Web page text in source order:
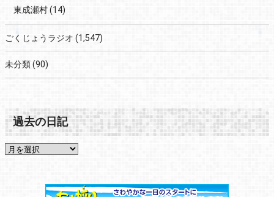
東成瀬村(14)
ごくじょうラジオ (1,547)
未分類(90)
過去の日記